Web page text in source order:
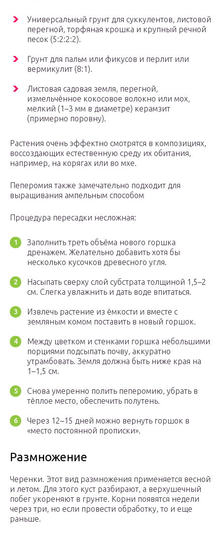
Универсальный грунт для суккулентов, листовой
перегной, торфяная крошка и крупный речной
песок (5:2:2:2).
Грунт для пальм или фикусов и перлит или
вермикулит (8:1).
Листовая садовая земля, перегной,
измельчённое кокосовое волокно или мох,
мелкий (1–3 мм в диаметре) керамзит
(примерно поровну).
Растения очень эффектно смотрятся в композициях,
воссоздающих естественную среду их обитания,
например, на корягах или во мхе.
Пеперомия также замечательно подходит для
выращивания ампельным способом
Процедура пересадки несложная:
Заполнить треть объёма нового горшка
дренажем. Желательно добавить хотя бы
несколько кусочков древесного угля.
Насыпать сверху слой субстрата толщиной 1,5–2
см. Слегка увлажнить и дать воде впитаться.
Извлечь растение из ёмкости и вместе с
земляным комом поставить в новый горшок.
Между цветком и стенками горшка небольшими
порциями подсыпать почву, аккуратно
утрамбовать. Земля должна быть ниже края на
1–1,5 см.
Снова умеренно полить пеперомию, убрать в
тёплое место, обеспечить полутень.
Через 12–15 дней можно вернуть горшок в
«место постоянной прописки».
Размножение
Черенки. Этот вид размножения применяется весной
и летом. Для этого куст разбирают, а верхушечный
побег укореняют в грунте. Корни появятся недели
через три, но если провести обработку, то и еще
раньше.